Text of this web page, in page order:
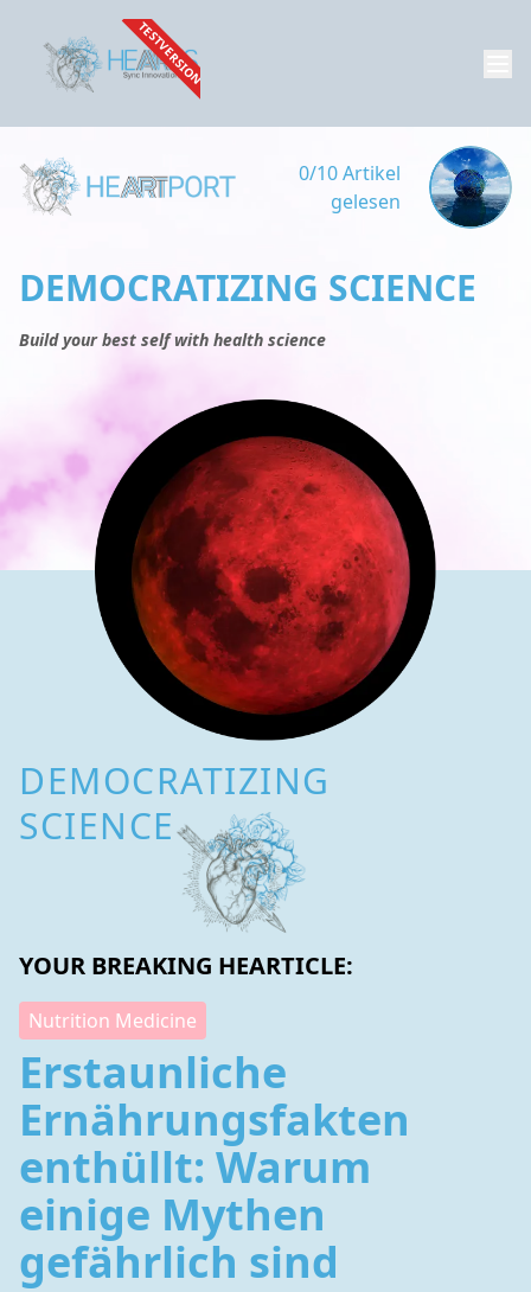
TESTVERSION
0/10 Artikel
gelesen
DEMOCRATIZING SCIENCE
Build your best self with health science
DEMOCRATIZING
SCIENCE
YOUR BREAKING HEARTICLE:
Nutrition Medicine
Erstaunliche
Ernährungsfakten
enthüllt: Warum
einige Mythen
gefährlich sind